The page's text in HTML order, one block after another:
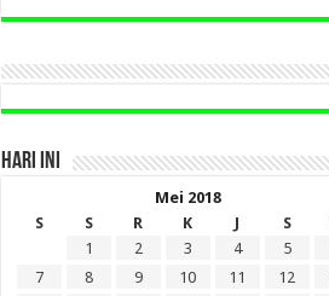
DI
HARI INI
Mei 2018
S
S R K J S
1
2 3 4 5
7
8 9 10 11 12